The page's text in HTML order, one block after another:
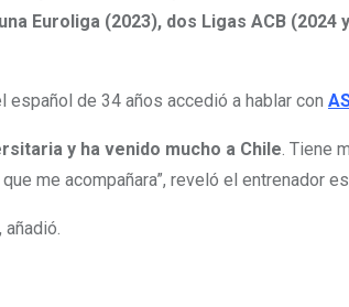
una Euroliga (2023), dos Ligas ACB (2024
español de 34 años accedió a hablar con
y ha venido mucho a Chile . Tiene
me acompañara”, reveló el entrenador
añadió.